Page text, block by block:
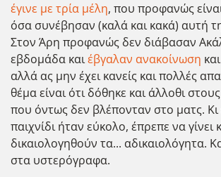
έγινε με τρία μέλη, που προφανώς
όσα συνέβησαν (καλά και κακά) αυτή
Στον Άρη προφανώς δεν διάβασαν
εβδομάδα καιέβγαλαν ανακοίνωση
αλλά ας μην έχει κανείς και πολλές
θέμα είναι ότι δόθηκε και άλλοθι
που όντως δεν βλέπονταν στο ματς. Κι
παιχνίδι ήταν εύκολο, έπρεπε να γίνει
δικαιολογηθούν τα... αδικαιολόγητα.
στα υστερόγραφα.